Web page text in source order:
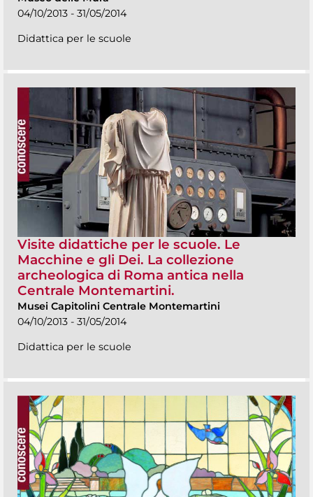
04/10/2013 - 31/05/2014
Didattica per le scuole
Visite didattiche per le scuole. Le
Macchine e gli Dei. La collezione
archeologica di Roma antica nella
Centrale Montemartini.
Musei Capitolini Centrale Montemartini
04/10/2013 - 31/05/2014
Didattica per le scuole